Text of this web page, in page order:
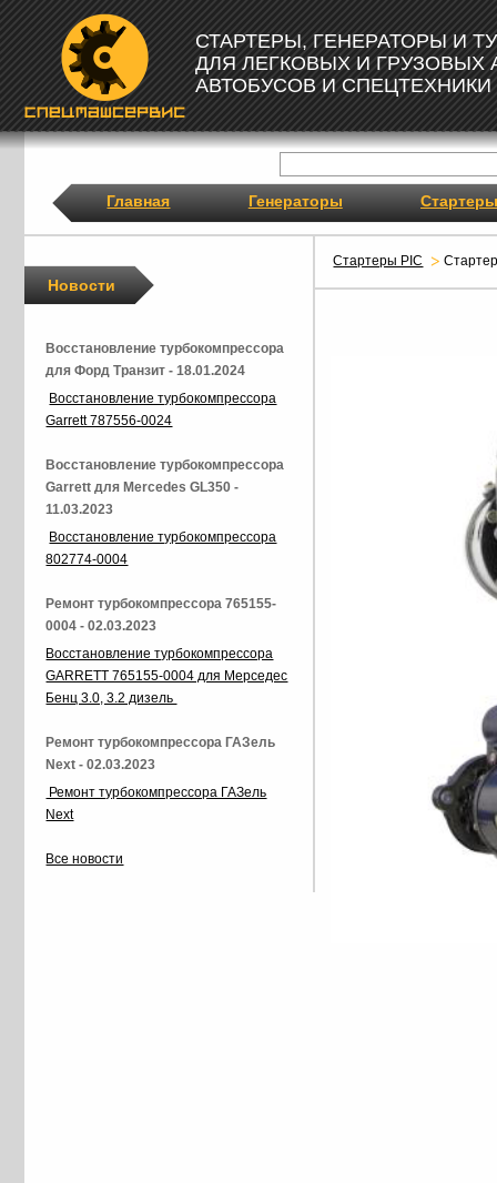
СТАРТЕРЫ, ГЕНЕРАТОРЫ И
ДЛЯ ЛЕГКОВЫХ И ГРУЗОВЫХ
АВТОБУСОВ И СПЕЦТЕХНИКИ
Главная Генераторы Стартеры
Стартеры PIC
Новости
Восстановление турбокомпрессора
для Форд Транзит - 18.01.2024
Восстановление турбокомпрессора
Garrett 787556-0024
Восстановление турбокомпрессора
Garrett для Mercedes GL350 -
11.03.2023
Восстановление турбокомпрессора
802774-0004
Ремонт турбокомпрессора 765155-
0004 - 02.03.2023
Восстановление турбокомпрессора
GARRETT 765155-0004 для Мерседес
Бенц 3.0, 3.2 дизель
Ремонт турбокомпрессора ГАЗель
Next - 02.03.2023
Ремонт турбокомпрессора ГАЗель
Next
Все новости